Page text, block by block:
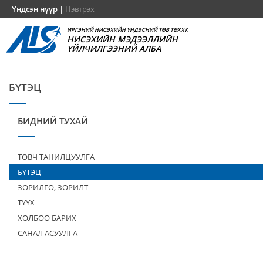
Үндсэн нүүр | Нэвтрэх
ИРГЭНИЙ НИСЭХИЙН ҮНДЭСНИЙ ТӨВ ТӨХХК
НИСЭХИЙН МЭДЭЭЛЛИЙН
ҮЙЛЧИЛГЭЭНИЙ АЛБА
БҮТЭЦ
БИДНИЙ ТУХАЙ
ТОВЧ ТАНИЛЦУУЛГА
БҮТЭЦ
ЗОРИЛГО, ЗОРИЛТ
ТҮҮХ
ХОЛБОО БАРИХ
САНАЛ АСУУЛГА